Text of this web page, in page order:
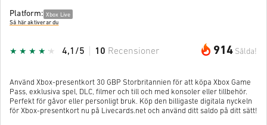
Platform: Xbox Live
Så här aktiverar du
914 Sålda!
4,1/5 10 Recensioner
Använd Xbox-presentkort 30 GBP Storbritannien för att köpa Xbox Game
Pass, exklusiva spel, DLC, filmer och till och med konsoler eller tillbehör.
Perfekt för gåvor eller personligt bruk. Köp den billigaste digitala nyckeln
för Xbox-presentkort nu på Livecards.net och använd ditt saldo på ditt sätt!